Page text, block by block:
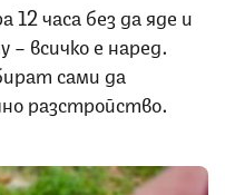
12 часа без да яде и
всичко е наред.
сами да
разстройство.